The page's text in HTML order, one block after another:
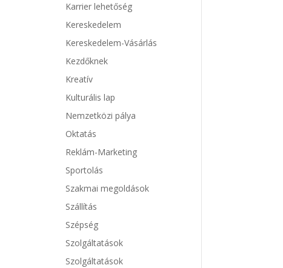
Karrier lehetőség
Kereskedelem
Kereskedelem-Vásárlás
Kezdőknek
Kreatív
Kulturális lap
Nemzetközi pálya
Oktatás
Reklám-Marketing
Sportolás
Szakmai megoldások
Szállítás
Szépség
Szolgáltatások
Szolgáltatások